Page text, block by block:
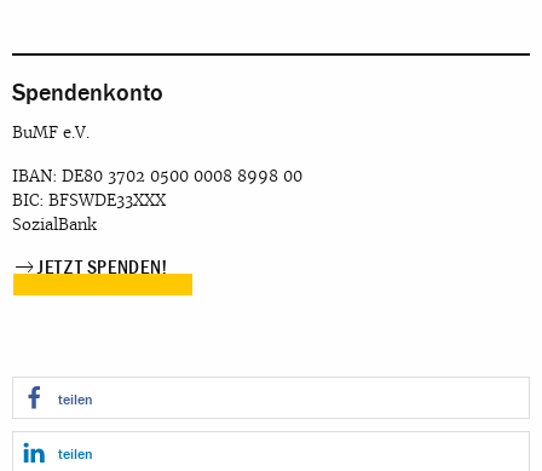
Spendenkonto
BuMF e.V.
IBAN: DE80 3702 0500 0008 8998 00
BIC: BFSWDE33XXX
SozialBank
JETZT SPENDEN!
teilen
teilen